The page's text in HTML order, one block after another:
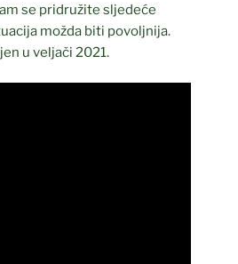
se pridružite sljedeće
možda biti povoljnija.
u veljači 2021.